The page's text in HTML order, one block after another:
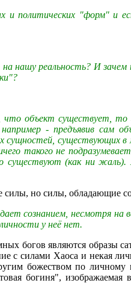
и политических "форм" и
нашу реальность? И
что объект существует,
- предъявив сам
существующих в
такого не
существуют (как ни
но силы, обладающие
сознанием, несмотря
у неё нет.
богов являются образы
с силами Хаоса и некая
божеством по
богиня",